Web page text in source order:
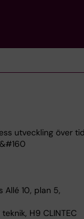
utveckling över
Allé 10, plan 5,
H9 CLINTEC